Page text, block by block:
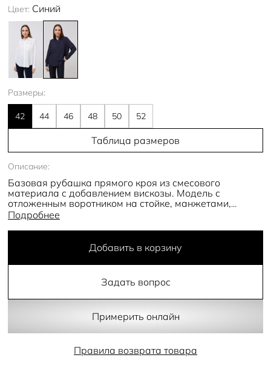
Цвет: Синий
Размеры:
42 44 46 48 50 52
Таблица размеров
Описание:
Базовая рубашка прямого кроя из смесового
материала с добавлением вискозы. Модель с
отложенным воротником на стойке, манжетами,
дополнена карманом .
Подробнее
Добавить в корзину
Задать вопрос
Примерить онлайн
Правила возврата товара